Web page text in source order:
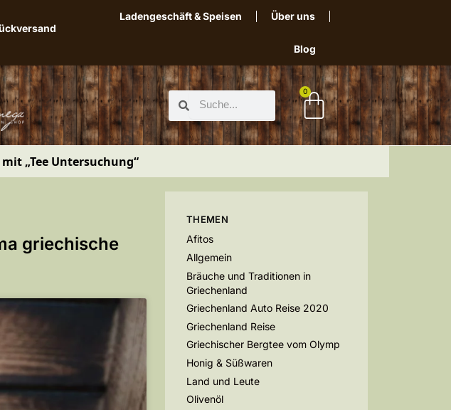
Ladengeschäft & Speisen Über uns
Blog
0
„Tee Untersuchung“
griechische
THEMEN
Afitos
Allgemein
Bräuche und Traditionen in
Griechenland
Griechenland Auto Reise 2020
Griechenland Reise
Griechischer Bergtee vom Olymp
Honig & Süßwaren
Land und Leute
Olivenöl